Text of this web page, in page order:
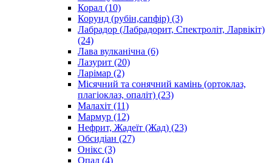
Корал (10)
Корунд (рубін,сапфір) (3)
Лабрадор (Лабрадорит, Спектроліт, Ларвікіт)
(24)
Лава вулканічна (6)
Лазурит (20)
Ларімар (2)
Місячний та сонячний камінь (ортоклаз,
плагіоклаз, опаліт) (23)
Малахіт (11)
Мармур (12)
Нефрит, Жадеїт (Жад) (23)
Обсидіан (27)
Онікс (3)
Опал (4)